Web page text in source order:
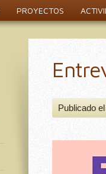
PROYECTOS
Publicado